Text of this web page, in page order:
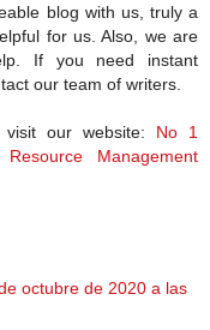
blog with us, truly a
for us. Also, we are
If you need instant
our team of writers.
our website: No 1
Resource Management
octubre de 2020 a las